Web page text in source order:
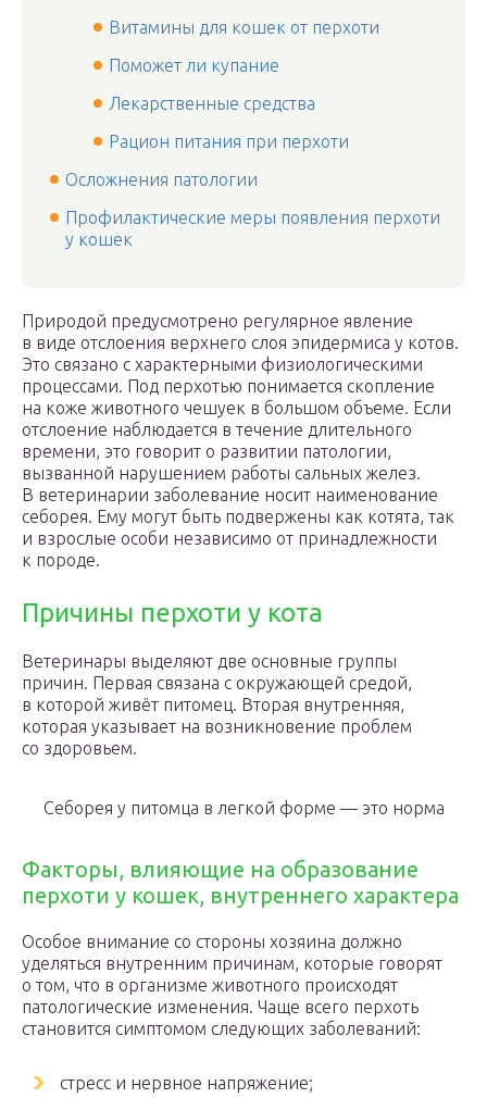
Витамины для кошек от перхоти
Поможет ли купание
Лекарственные средства
Рацион питания при перхоти
Осложнения патологии
Профилактические меры появления перхоти
у кошек
Природой предусмотрено регулярное явление
в виде отслоения верхнего слоя эпидермиса у котов.
Это связано с характерными физиологическими
процессами. Под перхотью понимается скопление
на коже животного чешуек в большом объеме. Если
отслоение наблюдается в течение длительного
времени, это говорит о развитии патологии,
вызванной нарушением работы сальных желез.
В ветеринарии заболевание носит наименование
себорея. Ему могут быть подвержены как котята, так
и взрослые особи независимо от принадлежности
к породе.
Причины перхоти у кота
Ветеринары выделяют две основные группы
причин. Первая связана с окружающей средой,
в которой живёт питомец. Вторая внутренняя,
которая указывает на возникновение проблем
со здоровьем.
Себорея у питомца в легкой форме — это норма
Факторы, влияющие на образование
перхоти у кошек, внутреннего характера
Особое внимание со стороны хозяина должно
уделяться внутренним причинам, которые говорят
о том, что в организме животного происходят
патологические изменения. Чаще всего перхоть
становится симптомом следующих заболеваний:
стресс и нервное напряжение;